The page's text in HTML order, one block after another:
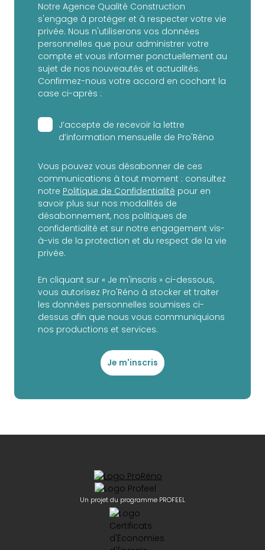
Notre Agence Qualité Construction
s'engage à protéger et à respecter votre vie
privée. Nous n'utiliserons vos données
personnelles que pour administrer votre
compte et vous informer ponctuellement au
sujet de nos nouveautés et actualités.
Confirmez-nous votre accord en cochant la
case ci-après :
J’accepte de recevoir la lettre
d’information mensuelle de Pro'Réno
Vous pouvez vous désabonner de ces
communications à tout moment : consultez
notre Politique de Confidentialité pour en
savoir plus sur nos modalités de
désabonnement, nos politiques de
confidentialité et sur notre engagement vis-
à-vis de la protection et du respect de la vie
privée.
En cliquant sur « Je m'inscris » ci-dessous,
vous autorisez Pro'Réno à stocker et traiter
les données personnelles soumises ci-
dessus afin que nous vous communiquions
nos productions et services.
Je m'inscris
Un projet du programme PROFEEL